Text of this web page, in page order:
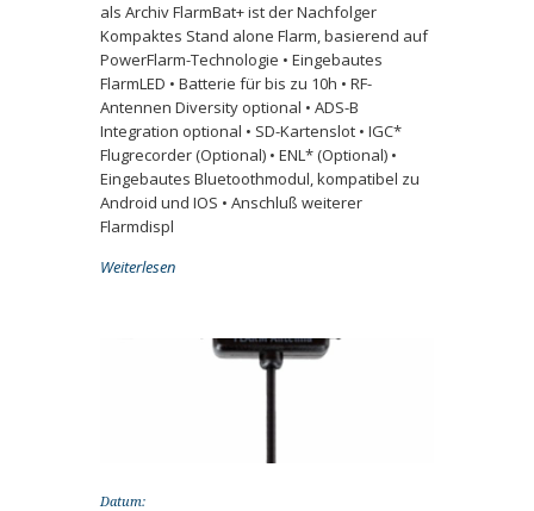
als Archiv FlarmBat+ ist der Nachfolger
Kompaktes Stand alone Flarm, basierend auf
PowerFlarm-Technologie • Eingebautes
FlarmLED • Batterie für bis zu 10h • RF-
Antennen Diversity optional • ADS-B
Integration optional • SD-Kartenslot • IGC*
Flugrecorder (Optional) • ENL* (Optional) •
Eingebautes Bluetoothmodul, kompatibel zu
Android und IOS • Anschluß weiterer
Flarmdispl
Weiterlesen
Datum: